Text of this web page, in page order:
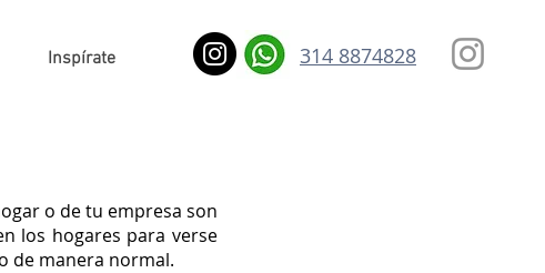
Inspírate 314 8874828
o de tu empresa son
los hogares para verse
de manera normal.